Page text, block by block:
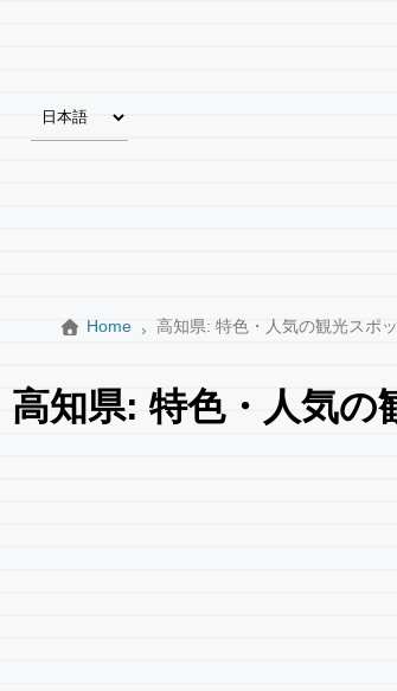
Home 高知県: 特色・人気の観光スポ
高知県: 特色・人気の